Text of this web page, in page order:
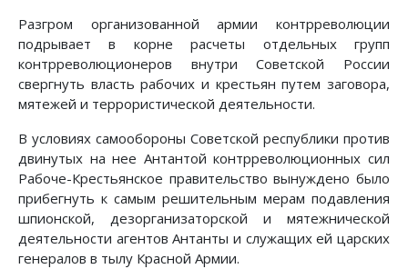
Разгром организованной армии контрреволюции
подрывает в корне расчеты отдельных групп
контрреволюционеров внутри Советской России
свергнуть власть рабочих и крестьян путем заговора,
мятежей и террористической деятельности.
В условиях самообороны Советской республики против
двинутых на нее Антантой контрреволюционных сил
Рабоче-Крестьянское правительство вынуждено было
прибегнуть к самым решительным мерам подавления
шпионской, дезорганизаторской и мятежнической
деятельности агентов Антанты и служащих ей царских
генералов в тылу Красной Армии.